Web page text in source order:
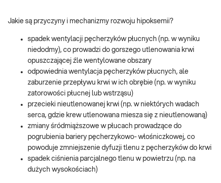
Jakie są przyczyny i mechanizmy rozwoju hipoksemii?
spadek wentylacji pęcherzyków płucnych (np. w wyniku
niedodmy), co prowadzi do gorszego utlenowania krwi
opuszczającej źle wentylowane obszary
odpowiednia wentylacja pęcherzyków płucnych, ale
zaburzenie przepływu krwi w ich obrębie (np. w wyniku
zatorowości płucnej lub wstrząsu)
przecieki nieutlenowanej krwi (np. w niektórych wadach
serca, gdzie krew utlenowana miesza się z nieutlenowaną)
zmiany śródmiąższowe w płucach prowadzące do
pogrubienia bariery pęcherzykowo- włośniczkowej, co
powoduje zmniejszenie dyfuzji tlenu z pęcherzyków do krwi
spadek ciśnienia parcjalnego tlenu w powietrzu (np. na
dużych wysokościach)